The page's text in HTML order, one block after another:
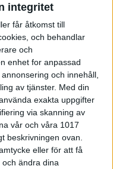
integritet
får åtkomst till
och behandlar
och
enhet for anpassad
och innehåll,
av tjänster. Med din
exakta uppgifter
via skanning av
vår och våra 1017
beskrivningen ovan.
eller för att få
ändra dina
132 160
137 146 180
180 160